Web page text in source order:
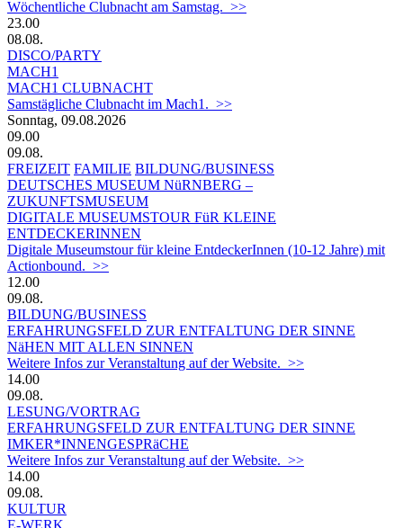
Wöchentliche Clubnacht am Samstag. >>
23.00
08.08.
DISCO/PARTY
MACH1
MACH1 CLUBNACHT
Samstägliche Clubnacht im Mach1. >>
Sonntag, 09.08.2026
09.00
09.08.
FREIZEIT FAMILIE BILDUNG/BUSINESS
DEUTSCHES MUSEUM NüRNBERG –
ZUKUNFTSMUSEUM
DIGITALE MUSEUMSTOUR FüR KLEINE
ENTDECKERINNEN
Digitale Museumstour für kleine EntdeckerInnen (10-12 Jahre) mit
Actionbound. >>
12.00
09.08.
BILDUNG/BUSINESS
ERFAHRUNGSFELD ZUR ENTFALTUNG DER SINNE
NäHEN MIT ALLEN SINNEN
Weitere Infos zur Veranstaltung auf der Website. >>
14.00
09.08.
LESUNG/VORTRAG
ERFAHRUNGSFELD ZUR ENTFALTUNG DER SINNE
IMKER*INNENGESPRäCHE
Weitere Infos zur Veranstaltung auf der Website. >>
14.00
09.08.
KULTUR
E-WERK